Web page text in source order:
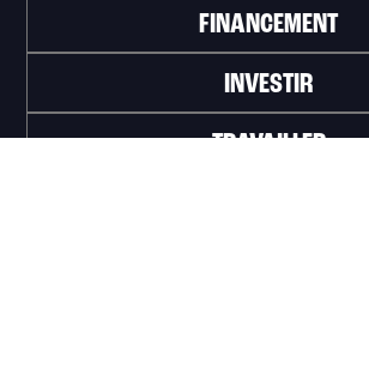
FINANCEMENT
INVESTIR
TRAVAILLER